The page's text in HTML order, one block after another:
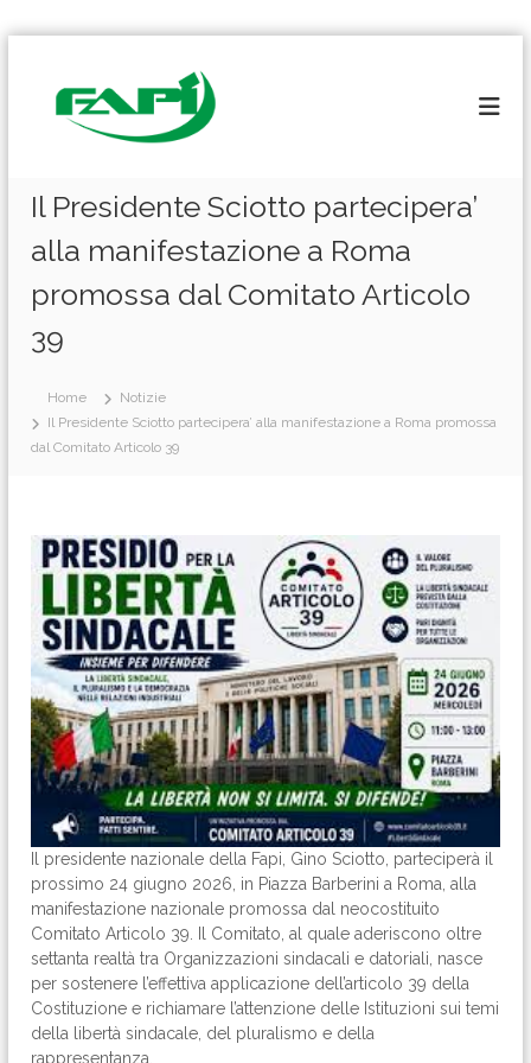
Il Presidente Sciotto partecipera’
alla manifestazione a Roma
promossa dal Comitato Articolo
39
Home
Notizie
Il Presidente Sciotto partecipera’ alla manifestazione a Roma promossa
dal Comitato Articolo 39
Il presidente nazionale della Fapi, Gino Sciotto, parteciperà il
prossimo 24 giugno 2026, in Piazza Barberini a Roma, alla
manifestazione nazionale promossa dal neocostituito
Comitato Articolo 39. Il Comitato, al quale aderiscono oltre
settanta realtà tra Organizzazioni sindacali e datoriali, nasce
per sostenere l’effettiva applicazione dell’articolo 39 della
Costituzione e richiamare l’attenzione delle Istituzioni sui temi
della libertà sindacale, del pluralismo e della
rappresentanza.